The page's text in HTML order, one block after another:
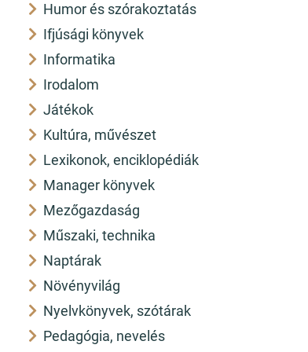
Humor és szórakoztatás
Ifjúsági könyvek
Informatika
Irodalom
Játékok
Kultúra, művészet
Lexikonok, enciklopédiák
Manager könyvek
Mezőgazdaság
Műszaki, technika
Naptárak
Növényvilág
Nyelvkönyvek, szótárak
Pedagógia, nevelés